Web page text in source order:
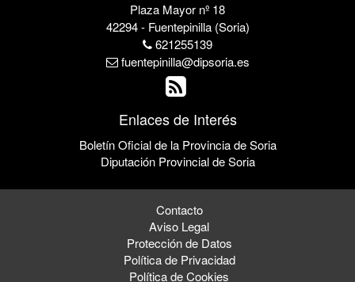
Plaza Mayor nº 18
42294 - Fuentepinilla (Soria)
621255139
fuentepinilla@dipsoria.es
Enlaces de Interés
Boletín Oficial de la Provincia de Soria
Diputación Provincial de Soria
Contacto
Aviso Legal
Protección de Datos
Política de Privacidad
Política de Cookies